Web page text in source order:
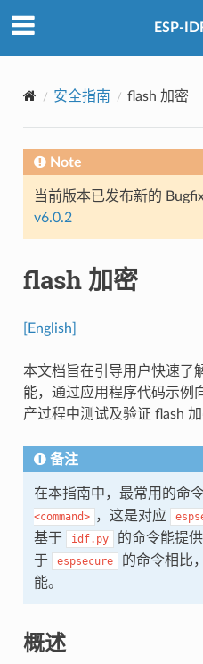
ESP-
安全指南 flash 加密
Note
当前版本已发布新的
v6.0.2
flash 加密
[English]
本文档旨在引导用户快速了
能，通过应用程序代码示例
产过程中测试及验证 flash 加
备注
在本指南中，最常用的命
<command> ，这是对应
基于
idf.py
的命令能提
于
espsecure
的命令相比
能。
概述